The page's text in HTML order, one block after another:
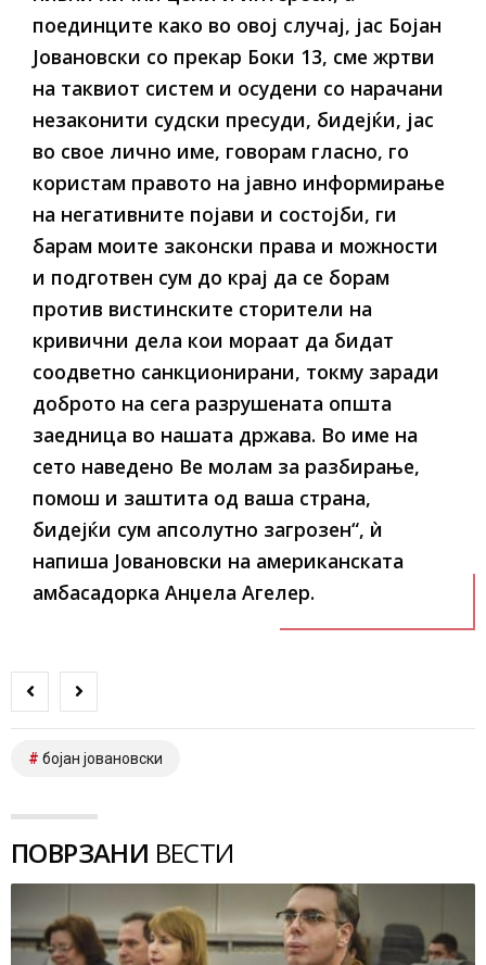
поединците како во овој случај, јас Бојан
Јовановски со прекар Боки 13, сме жртви
на таквиот систем и осудени со нарачани
незаконити судски пресуди, бидејќи, јас
во свое лично име, говорам гласно, го
користам правото на јавно информирање
на негативните појави и состојби, ги
барам моите законски права и можности
и подготвен сум до крај да се борам
против вистинските сторители на
кривични дела кои мораат да бидат
соодветно санкционирани, токму заради
доброто на сега разрушената општа
заедница во нашата држава. Во име на
сето наведено Ве молам за разбирање,
помош и заштита од ваша страна,
бидејќи сум апсолутно загрозен“, ѝ
напиша Јовановски на американската
амбасадорка Анџела Агелер.
бојан јовановски
ПОВРЗАНИ ВЕСТИ